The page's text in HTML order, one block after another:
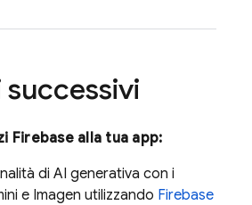
successivi
Firebase alla tua app:
di AI generativa con i
e Imagen utilizzando Firebase